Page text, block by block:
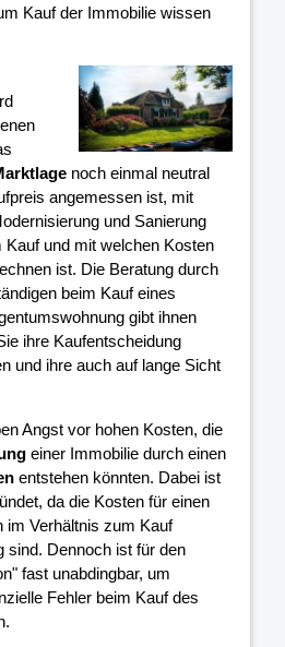
Kauf der Immobilie wissen
noch einmal neutral
angemessen ist, mit
und Sanierung
Kauf und mit welchen Kosten
ist. Die Beratung durch
beim Kauf eines
gibt ihnen
ihre Kaufentscheidung
und ihre auch auf lange Sicht
Angst vor hohen Kosten, die
einer Immobilie durch einen
entstehen könnten. Dabei ist
da die Kosten für einen
im Verhältnis zum Kauf
sind. Dennoch ist für den
fast unabdingbar, um
Fehler beim Kauf des